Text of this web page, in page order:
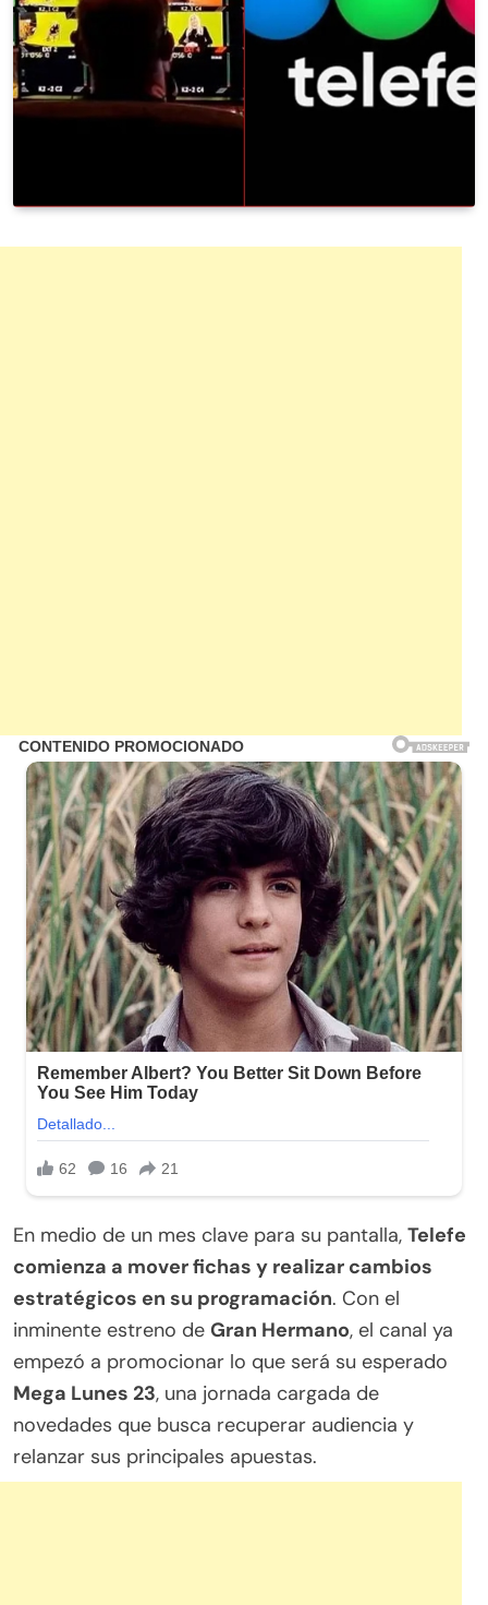
En medio de un mes clave para su pantalla, Telefe
comienza a mover fichas y realizar cambios
estratégicos en su programación. Con el
inminente estreno de Gran Hermano, el canal ya
empezó a promocionar lo que será su esperado
Mega Lunes 23, una jornada cargada de
novedades que busca recuperar audiencia y
relanzar sus principales apuestas.